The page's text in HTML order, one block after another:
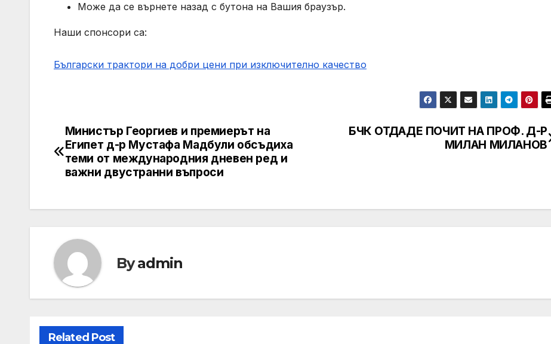
Може да се върнете назад с бутона на Вашия браузър.
Наши спонсори са:
Български трактори на добри цени при изключително качество
Post
navigation
БЧК ОТДАДЕ ПОЧИТ НА ПРОФ. Д-Р
МИЛАН МИЛАНОВ
Министър Георгиев и премиерът на
Египет д-р Мустафа Мадбули обсъдиха
теми от международния дневен ред и
важни двустранни въпроси
Byadmin
Related Post